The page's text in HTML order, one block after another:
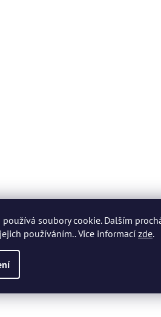
používá soubory cookie. Dalším
používáním.. Více informacízde.